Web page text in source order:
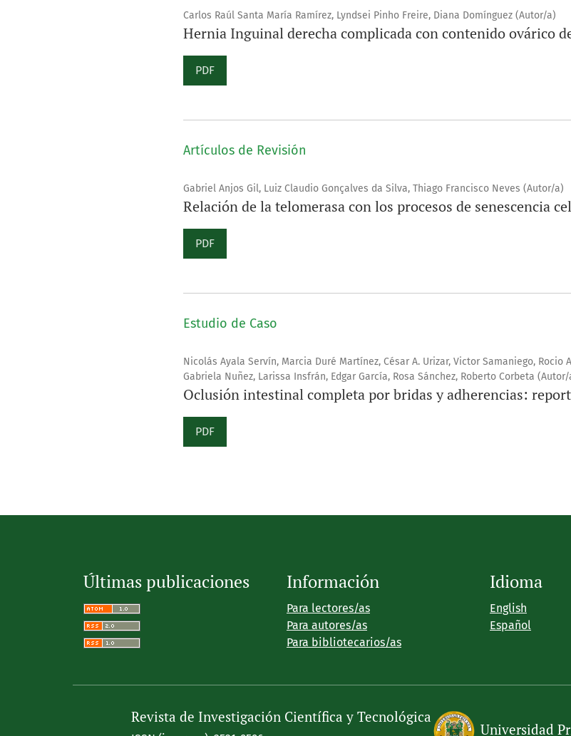
Carlos Raúl Santa María Ramírez, Lyndsei Pinho Freire, Diana Domínguez (Autor/a)
Hernia Inguinal derecha complicada con contenido ovárico
PDF
Artículos de Revisión
Gabriel Anjos Gil, Luiz Claudio Gonçalves da Silva, Thiago Francisco Neves (Autor/a)
Relación de la telomerasa con los procesos de senescencia
PDF
Estudio de Caso
Nicolás Ayala Servín, Marcia Duré Martínez, César A. Urizar, Victor Samaniego, Rocio
Gabriela Nuñez, Larissa Insfrán, Edgar García, Rosa Sánchez, Roberto Corbeta (Autor/
Oclusión intestinal completa por bridas y adherencias:
PDF
Últimas publicaciones Información
Para lectores/as
Para autores/as
Para bibliotecarios/as
Idioma
English
Español
Revista de Investigación Científica y Tecnológica
Universidad